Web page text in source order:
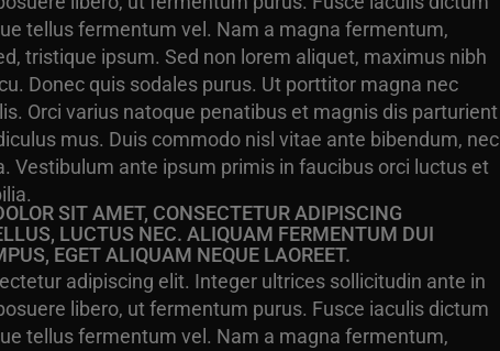
tellus fermentum vel. Nam a magna fermentum,
tristique ipsum. Sed non lorem aliquet, maximus nibh
Donec quis sodales purus. Ut porttitor magna nec
Orci varius natoque penatibus et magnis dis parturient
mus. Duis commodo nisl vitae ante bibendum, nec
Vestibulum ante ipsum primis in faucibus orci luctus et
SIT AMET, CONSECTETUR ADIPISCING
LUCTUS NEC. ALIQUAM FERMENTUM DUI
EGET ALIQUAM NEQUE LAOREET.
adipiscing elit. Integer ultrices sollicitudin ante in
libero, ut fermentum purus. Fusce iaculis dictum
tellus fermentum vel. Nam a magna fermentum,